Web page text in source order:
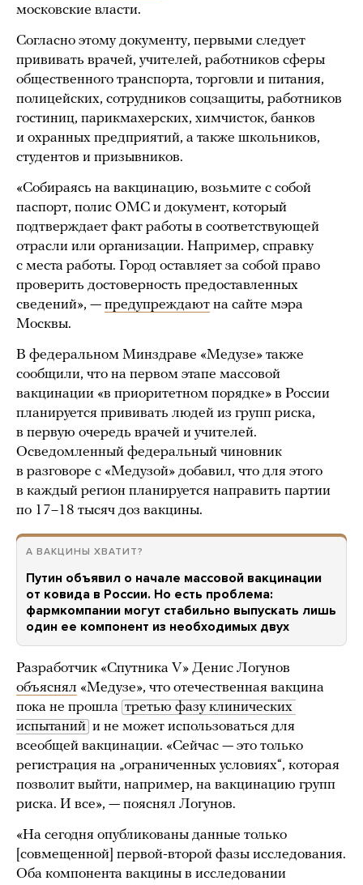
московские власти.
Согласно этому документу, первыми следует
прививать врачей, учителей, работников сферы
общественного транспорта, торговли и питания,
полицейских, сотрудников соцзащиты, работников
гостиниц, парикмахерских, химчисток, банков
и охранных предприятий, а также школьников,
студентов и призывников.
«Собираясь на вакцинацию, возьмите с собой
паспорт, полис ОМС и документ, который
подтверждает факт работы в соответствующей
отрасли или организации. Например, справку
с места работы. Город оставляет за собой право
проверить достоверность предоставленных
сведений», — предупреждают на сайте мэра
Москвы.
В федеральном Минздраве «Медузе» также
сообщили, что на первом этапе массовой
вакцинации «в приоритетном порядке» в России
планируется прививать людей из групп риска,
в первую очередь врачей и учителей.
Осведомленный федеральный чиновник
в разговоре с «Медузой» добавил, что для этого
в каждый регион планируется направить партии
по 17–18 тысяч доз вакцины.
А ВАКЦИНЫ ХВАТИТ?
Путин объявил о начале массовой вакцинации
от ковида в России. Но есть проблема:
фармкомпании могут стабильно выпускать лишь
один ее компонент из необходимых двух
Разработчик «Спутника V» Денис Логунов
объяснял «Медузе», что отечественная вакцина
пока не прошла третью фазу клинических
испытаний и не может использоваться для
всеобщей вакцинации. «Сейчас — это только
регистрация на „ограниченных условиях“, которая
позволит выйти, например, на вакцинацию групп
риска. И все», — пояснял Логунов.
«На сегодня опубликованы данные только
[совмещенной] первой-второй фазы исследования.
Оба компонента вакцины в исследовании